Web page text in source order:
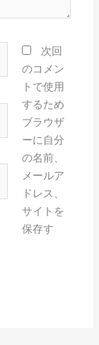
次回
のコメン
トで使用
するため
ブラウザ
ーに自分
の名前、
メールア
ドレス、
サイトを
保存す